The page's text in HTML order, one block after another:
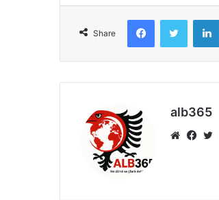
Share
FacebookTwitter
alb365